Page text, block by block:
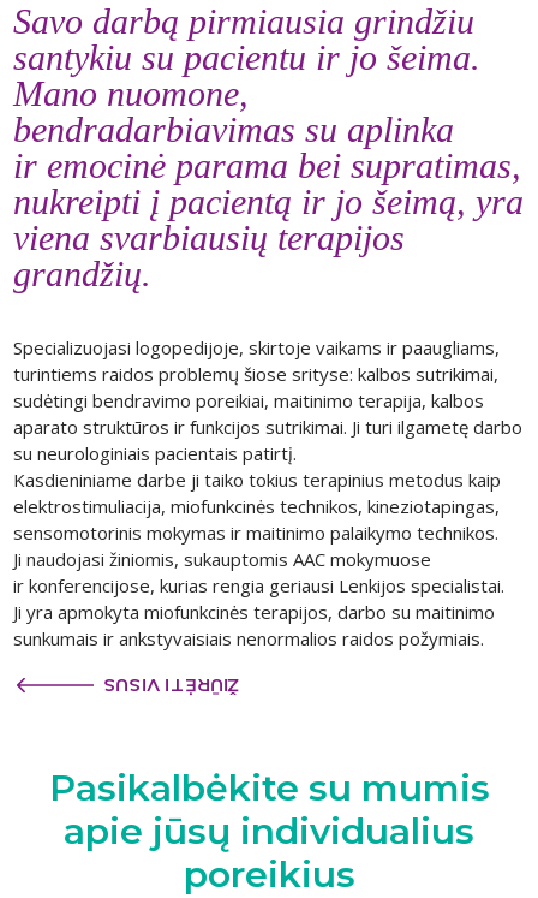
Savo darbą pirmiausia grindžiu
santykiu su pacientu ir jo šeima.
Mano nuomone,
bendradarbiavimas su aplinka
ir emocinė parama bei supratimas,
nukreipti į pacientą ir jo šeimą, yra
viena svarbiausių terapijos
grandžių.
Specializuojasi logopedijoje, skirtoje vaikams ir paaugliams,
turintiems raidos problemų šiose srityse: kalbos sutrikimai,
sudėtingi bendravimo poreikiai, maitinimo terapija, kalbos
aparato struktūros ir funkcijos sutrikimai. Ji turi ilgametę darbo
su neurologiniais pacientais patirtį.
Kasdieniniame darbe ji taiko tokius terapinius metodus kaip
elektrostimuliacija, miofunkcinės technikos, kineziotapingas,
sensomotorinis mokymas ir maitinimo palaikymo technikos.
Ji naudojasi žiniomis, sukauptomis AAC mokymuose
ir konferencijose, kurias rengia geriausi Lenkijos specialistai.
Ji yra apmokyta miofunkcinės terapijos, darbo su maitinimo
sunkumais ir ankstyvaisiais nenormalios raidos požymiais.
ŽIŪRĖTI VISUS
Pasikalbėkite su mumis
apie jūsų individualius
poreikius